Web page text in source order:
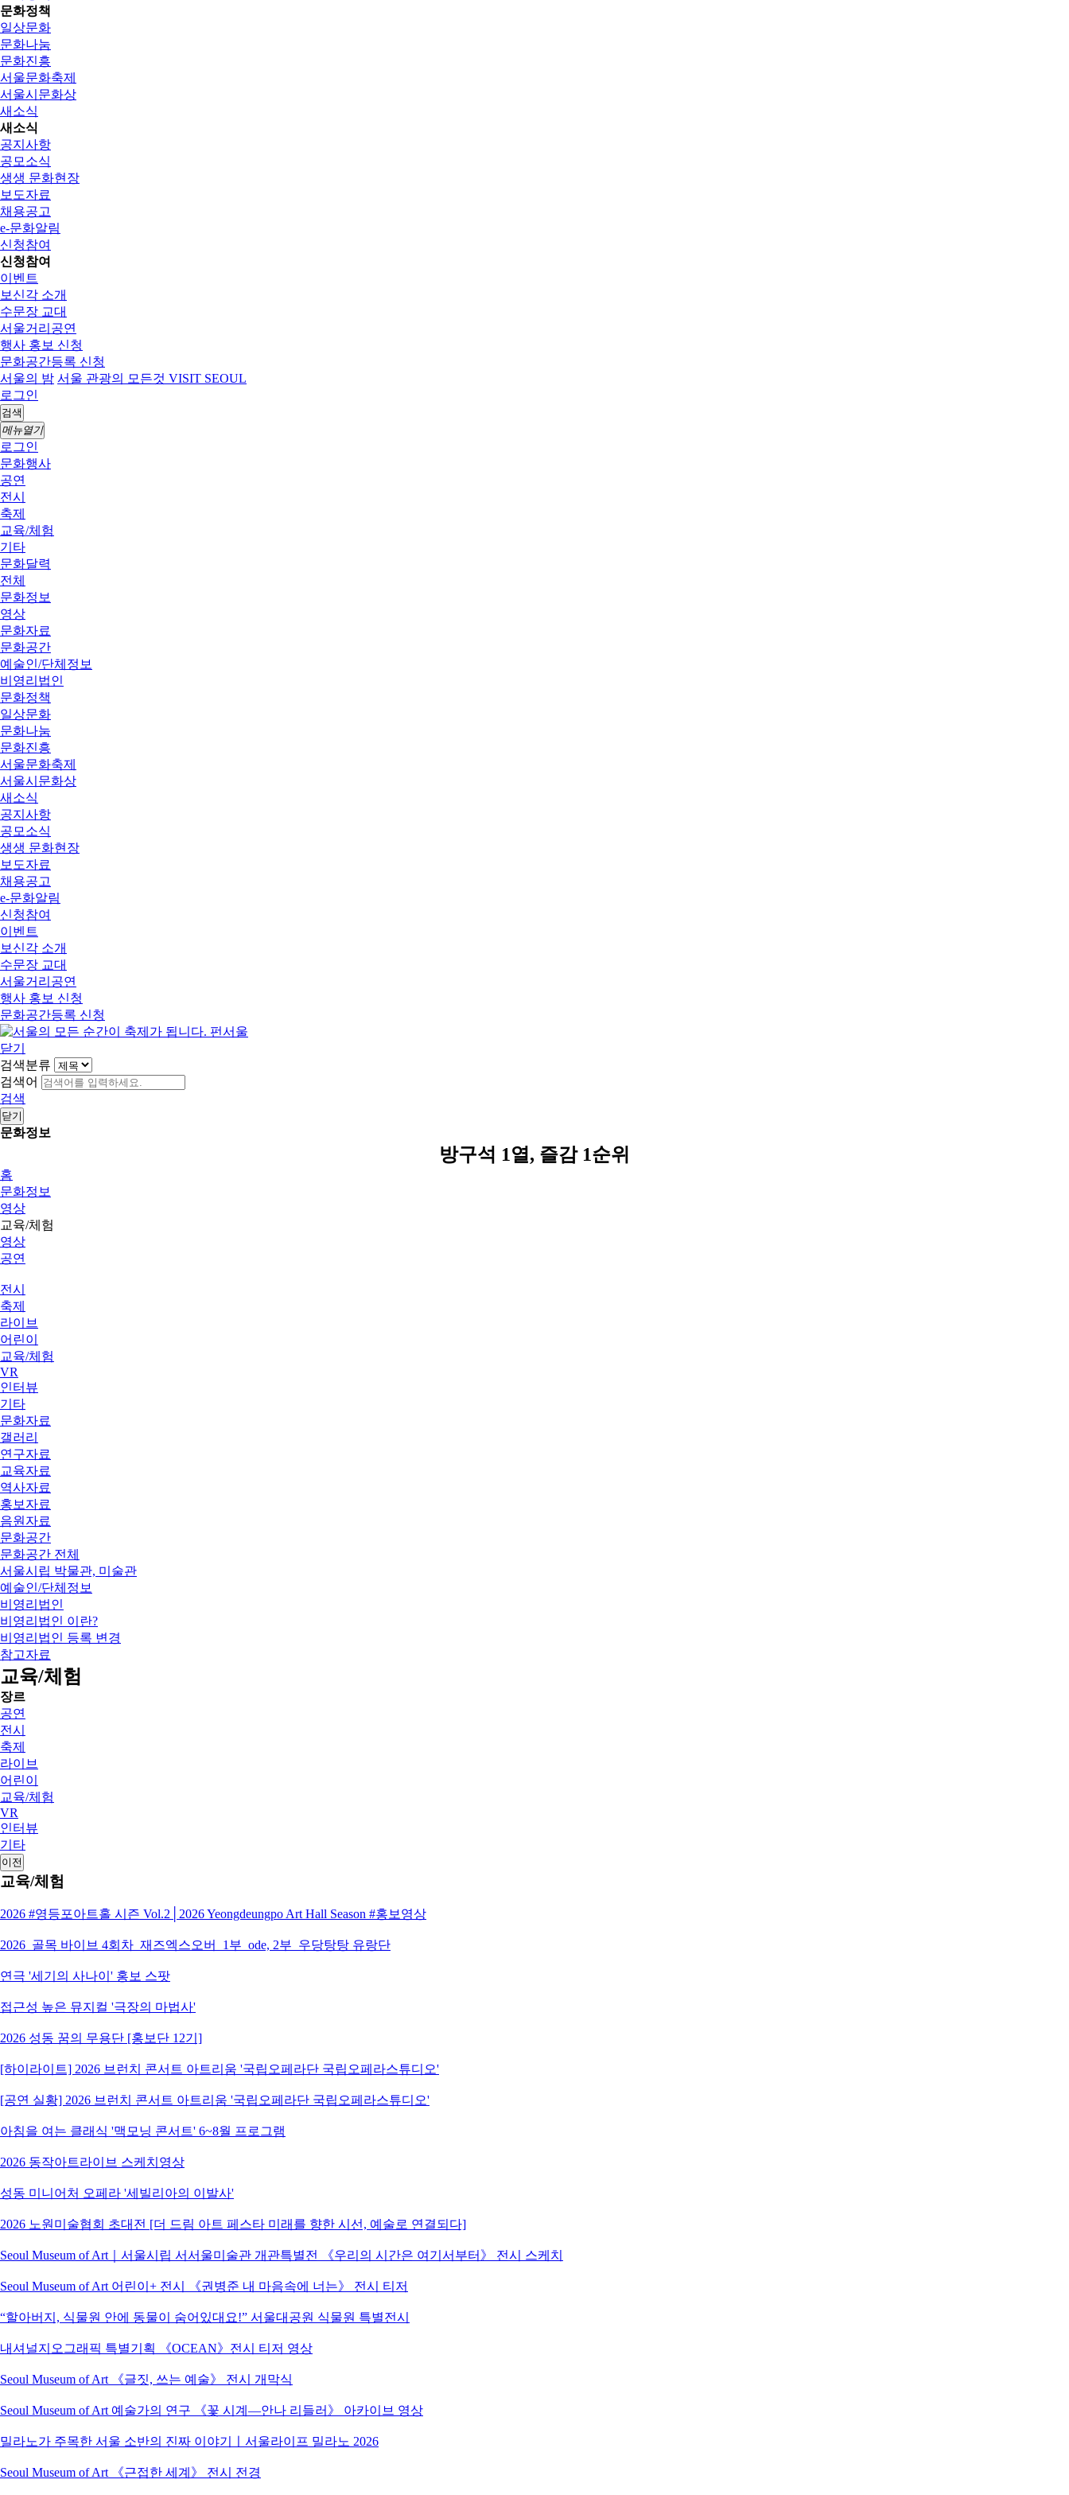
문화정책
일상문화
문화나눔
문화진흥
서울문화축제
서울시문화상
새소식
새소식
공지사항
공모소식
생생 문화현장
보도자료
채용공고
e-문화알림
신청참여
신청참여
이벤트
보신각 소개
수문장 교대
서울거리공연
행사 홍보 신청
문화공간등록 신청
서울의 밤 서울 관광의 모든것 VISIT SEOUL
로그인
검색
메뉴열기
로그인
문화행사
공연
전시
축제
교육/체험
기타
문화달력
전체
문화정보
영상
문화자료
문화공간
예술인/단체정보
비영리법인
문화정책
일상문화
문화나눔
문화진흥
서울문화축제
서울시문화상
새소식
공지사항
공모소식
생생 문화현장
보도자료
채용공고
e-문화알림
신청참여
이벤트
보신각 소개
수문장 교대
서울거리공연
행사 홍보 신청
문화공간등록 신청
닫기
검색분류
검색어
검색
닫기
문화정보
방구석 1열, 즐감 1순위
홈
문화정보
영상
교육/체험
영상
공연
전시
축제
라이브
어린이
교육/체험
VR
인터뷰
기타
문화자료
갤러리
연구자료
교육자료
역사자료
홍보자료
음원자료
문화공간
문화공간 전체
서울시립 박물관, 미술관
예술인/단체정보
비영리법인
비영리법인 이란?
비영리법인 등록 변경
참고자료
교육/체험
장르
공연
전시
축제
라이브
어린이
교육/체험
VR
인터뷰
기타
이전
교육/체험
2026 #영등포아트홀 시즌 Vol.2│2026 Yeongdeungpo Art Hall Season #홍보영상
2026_골목 바이브 4회차_재즈엑스오버_1부_ode, 2부_우당탕탕 유랑단
연극 '세기의 사나이' 홍보 스팟
접근성 높은 뮤지컬 '극장의 마법사'
2026 성동 꿈의 무용단 [홍보단 12기]
[하이라이트] 2026 브런치 콘서트 아트리움 '국립오페라단 국립오페라스튜디오'
[공연 실황] 2026 브런치 콘서트 아트리움 '국립오페라단 국립오페라스튜디오'
아침을 여는 클래식 '맥모닝 콘서트' 6~8월 프로그램
2026 동작아트라이브 스케치영상
성동 미니어처 오페라 '세빌리아의 이발사'
2026 노원미술협회 초대전 [더 드림 아트 페스타 미래를 향한 시선, 예술로 연결되다]
Seoul Museum of Art｜서울시립 서서울미술관 개관특별전 《우리의 시간은 여기서부터》 전시 스케치
Seoul Museum of Art 어린이+ 전시 《권병준 내 마음속에 너는》 전시 티저
“할아버지, 식물원 안에 동물이 숨어있대요!” 서울대공원 식물원 특별전시
내셔널지오그래픽 특별기획 《OCEAN》전시 티저 영상
Seoul Museum of Art 《글짓, 쓰는 예술》 전시 개막식
Seoul Museum of Art 예술가의 연구 《꽃 시계―안나 리들러》 아카이브 영상
밀라노가 주목한 서울 소반의 진짜 이야기ㅣ서울라이프 밀라노 2026
Seoul Museum of Art 《근접한 세계》 전시 전경